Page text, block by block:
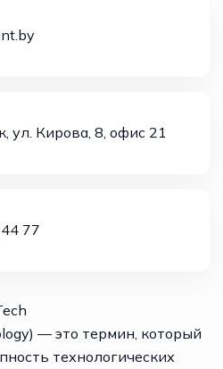
ул. Кирова, 8, офис 21
77
— это термин, который
технологических